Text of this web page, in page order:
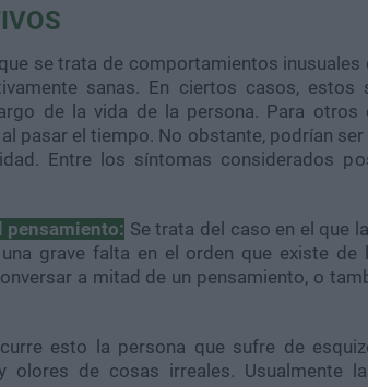
se trata de comportamientos inusuales
sanas. En ciertos casos, estos
de la vida de la persona. Para otros
pasar el tiempo. No obstante, podrían ser
Entre los síntomas considerados
pensamiento: Se trata del caso en el que
grave falta en el orden que existe de
a mitad de un pensamiento, o
esto la persona que sufre de
olores de cosas irreales. Usualmente